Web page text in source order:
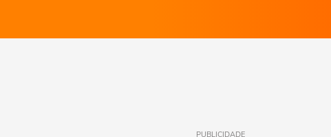
PUBLICIDADE